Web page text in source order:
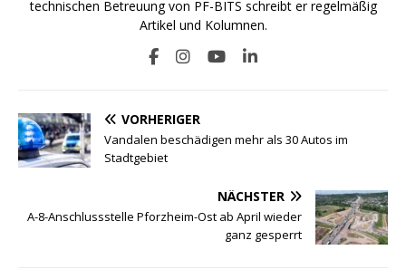
technischen Betreuung von PF-BITS schreibt er regelmäßig
Artikel und Kolumnen.
VORHERIGER
Vandalen beschädigen mehr als 30 Autos im
Stadtgebiet
NÄCHSTER
A-8-Anschlussstelle Pforzheim-Ost ab April wieder
ganz gesperrt